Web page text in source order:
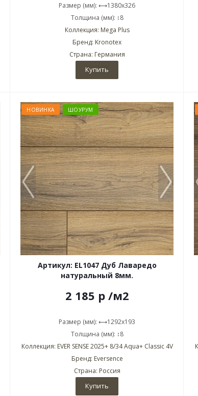
Размер (мм): ⟷1380x326
Толщина (мм): ↕8
Коллекция: Mega Plus
Бренд: Kronotex
Страна: Германия
Купить
НОВИНКА ШОУРУМ
Артикул: EL1047 Дуб Лаваредо
натуральный 8мм.
2 185 р /м2
Размер (мм): ⟷1292x193
Толщина (мм): ↕8
Коллекция: EVER SENSE 2025+ 8/34 Aqua+ Classic 4V
Бренд: Eversence
Страна: Россия
Купить